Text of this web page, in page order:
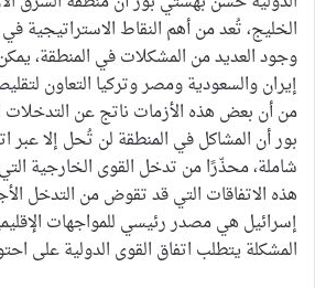
الخليج، تُعد من أهم النقاط الاستراتيجية في
وجود العديد من المشكلات في المنطقة،
إيران والسعودية ومصر وتركيا التعاون
من أن بعض هذه الأزمات ناتج عن
بور أن المشاكل في المنطقة لن تُحل إلا عبر
شاملة، محذّرًا من تدخل القوى الخارجية
هذه الاتفاقات التي قد تقوض من التدخل
إسرائيل هي مصدر رئيسي للمواجهات
المشكلة يتطلب اتفاق القوى الدولية على